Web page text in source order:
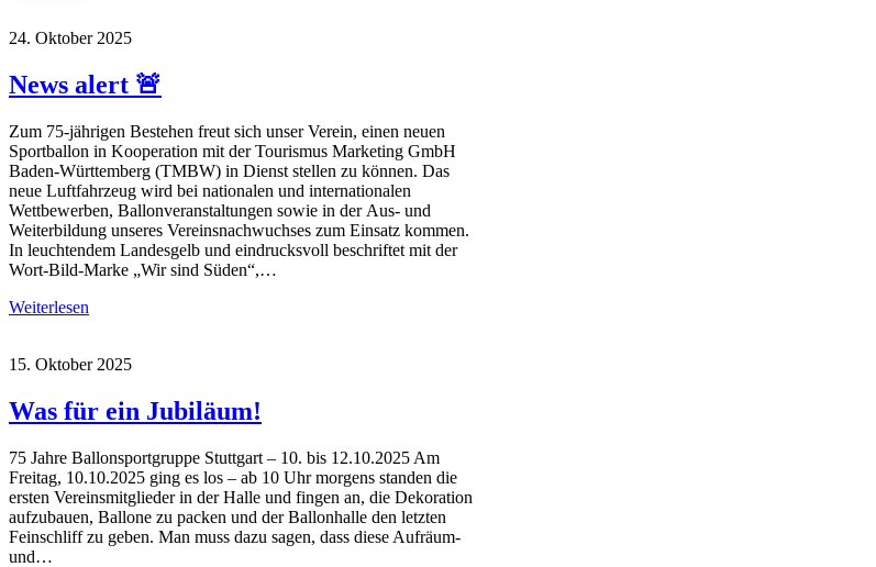
24. Oktober 2025
News alert 🚨
Zum 75-jährigen Bestehen freut sich unser Verein, einen neuen
Sportballon in Kooperation mit der Tourismus Marketing GmbH
Baden-Württemberg (TMBW) in Dienst stellen zu können. Das
neue Luftfahrzeug wird bei nationalen und internationalen
Wettbewerben, Ballonveranstaltungen sowie in der Aus- und
Weiterbildung unseres Vereinsnachwuchses zum Einsatz kommen.
In leuchtendem Landesgelb und eindrucksvoll beschriftet mit der
Wort-Bild-Marke „Wir sind Süden“,…
Weiterlesen
15. Oktober 2025
Was für ein Jubiläum!
75 Jahre Ballonsportgruppe Stuttgart – 10. bis 12.10.2025 Am
Freitag, 10.10.2025 ging es los – ab 10 Uhr morgens standen die
ersten Vereinsmitglieder in der Halle und fingen an, die Dekoration
aufzubauen, Ballone zu packen und der Ballonhalle den letzten
Feinschliff zu geben. Man muss dazu sagen, dass diese Aufräum-
und…